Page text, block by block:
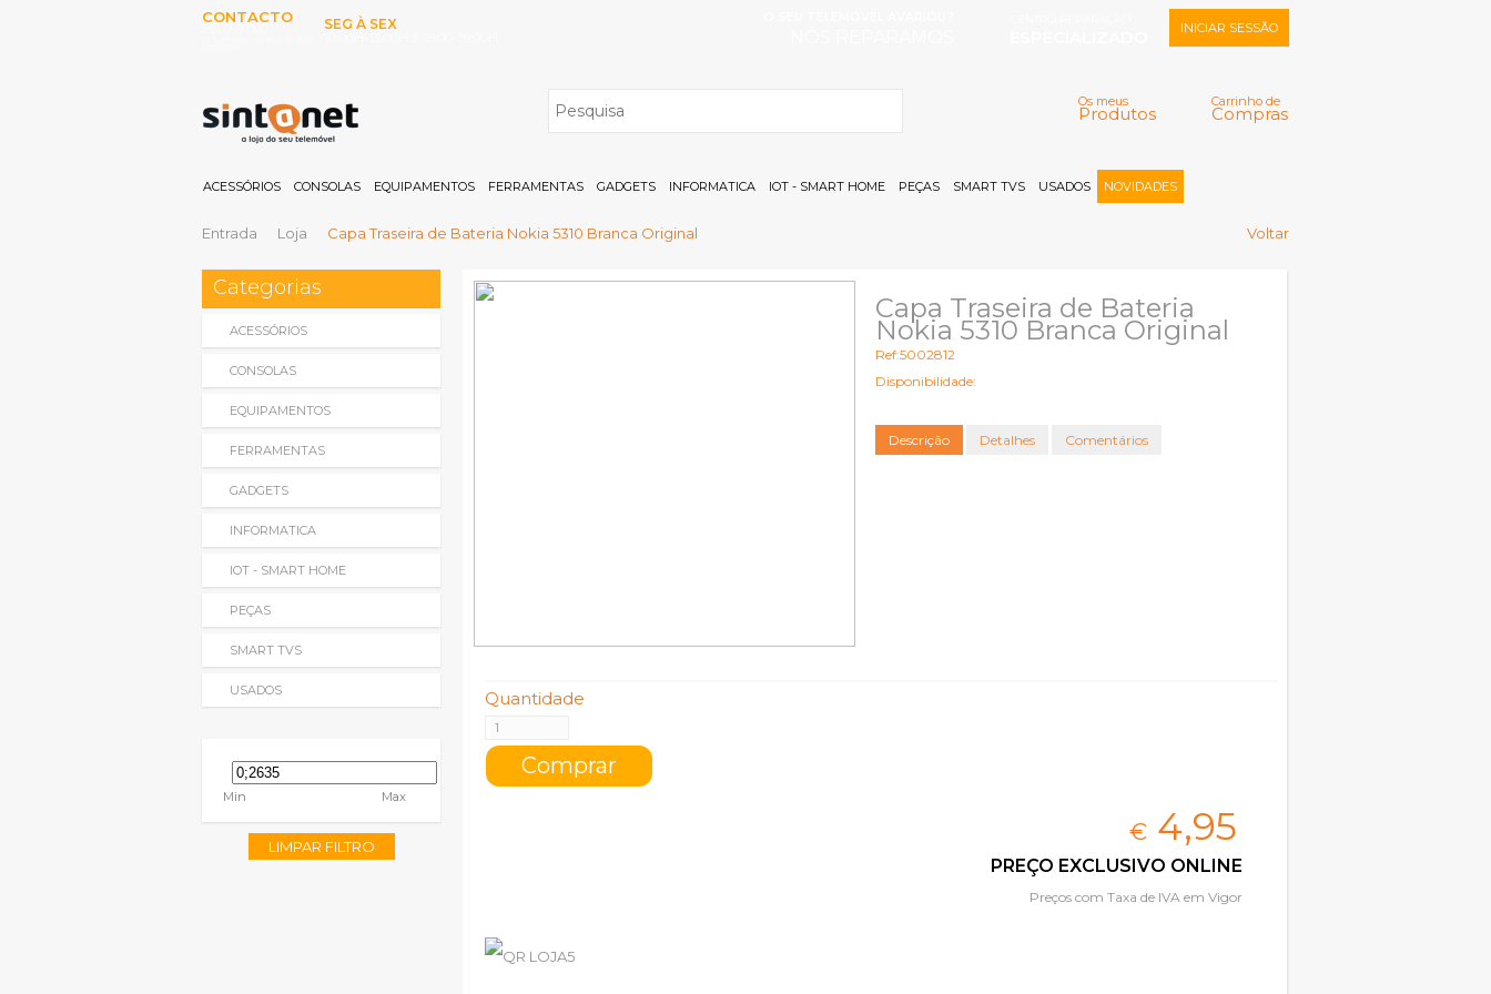
CONTACTO
SEG À SEX
Carrinho de
Compras
Os meus
Produtos
INICIAR SESSÃO
Memorizar
Registar |
ACESSÓRIOS CONSOLAS EQUIPAMENTOS FERRAMENTAS GADGETS INFORMATICA IOT - SMART HOME PEÇAS SMART TVS USADOS NOVIDADES
Entrada Loja Capa Traseira de Bateria Nokia 5310 Branca Original Voltar
Categorias
ACESSÓRIOS
CONSOLAS
EQUIPAMENTOS
FERRAMENTAS
GADGETS
INFORMATICA
IOT - SMART HOME
PEÇAS
SMART TVS
USADOS
Min Max
LIMPAR FILTRO
Capa Traseira de Bateria
Nokia 5310 Branca Original
Ref:5002812
Disponibilidade:
Descrição Detalhes Comentários
Quantidade
€ 4,95
PREÇO EXCLUSIVO ONLINE
Preços com Taxa de IVA em Vigor